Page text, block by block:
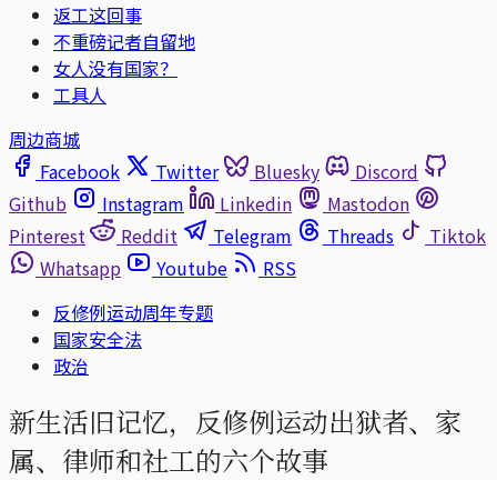
返工这回事
不重磅记者自留地
女人没有国家？
工具人
周边商城
Facebook
Twitter Bluesky
Discord
Github
Instagram Linkedin
Mastodon
Pinterest
Reddit Telegram Threads
Tiktok
Whatsapp
Youtube
RSS
反修例运动周年专题
国家安全法
政治
新生活旧记忆，反修例运动出狱者、家
属、律师和社工的六个故事